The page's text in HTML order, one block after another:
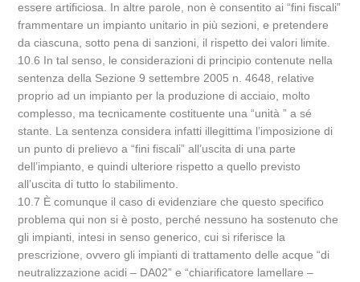
essere artificiosa. In altre parole, non è consentito ai “fini fiscali”
frammentare un impianto unitario in più sezioni, e pretendere
da ciascuna, sotto pena di sanzioni, il rispetto dei valori limite.
10.6 In tal senso, le considerazioni di principio contenute nella
sentenza della Sezione 9 settembre 2005 n. 4648, relative
proprio ad un impianto per la produzione di acciaio, molto
complesso, ma tecnicamente costituente una “unità ” a sé
stante. La sentenza considera infatti illegittima l’imposizione di
un punto di prelievo a “fini fiscali” all’uscita di una parte
dell’impianto, e quindi ulteriore rispetto a quello previsto
all’uscita di tutto lo stabilimento.
10.7 È comunque il caso di evidenziare che questo specifico
problema qui non si è posto, perché nessuno ha sostenuto che
gli impianti, intesi in senso generico, cui si riferisce la
prescrizione, ovvero gli impianti di trattamento delle acque “di
neutralizzazione acidi – DA02” e “chiarificatore lamellare –